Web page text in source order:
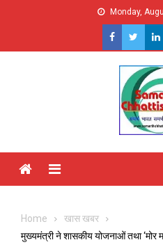
Monday,
Menu
Home
खास खबर
मुख्यमंत्री ने शासकीय योजनाओं तथा ‘मोर